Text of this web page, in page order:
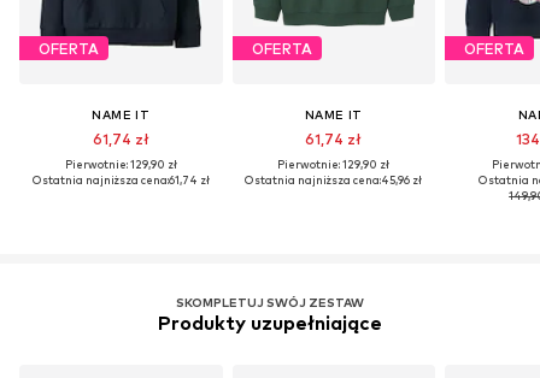
OFERTA
NAME IT
61,74 zł
Pierwotnie: 129,90 zł
Ostatnia najniższa cena:61,74 zł
OFERTA
NAME IT
61,74 zł
Pierwotnie: 129,90 zł
Ostatnia najniższa cena:45,96 zł
OFERTA
Ostatnia
SKOMPLETUJ SWÓJ ZESTAW
Produkty uzupełniające